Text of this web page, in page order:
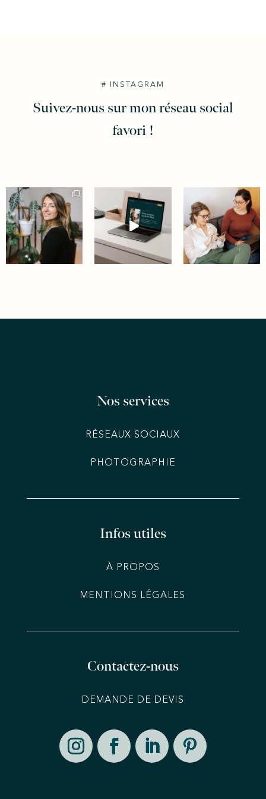
# INSTAGRAM
Suivez-nous sur mon réseau social
favori !
Nos services
RÉSEAUX SOCIAUX
PHOTOGRAPHIE
Infos utiles
À PROPOS
MENTIONS LÉGALES
Contactez-nous
DEMANDE DE DEVIS